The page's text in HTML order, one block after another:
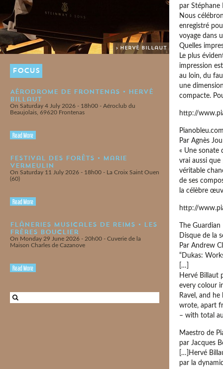
> Hervé Billaut
FOCUS
Aérodrome de Frontenas • Hervé
Billaut
On Saturday 4 July 2026 - 18h00 - Aéroclub du
Beaujolais, 69620 Frontenas
Read More
Festival des Forêts • Marie
Vermeulin
On Saturday 11 July 2026 - 18h00 - La Croix Saint Ouen
(60)
Read More
Flâneries Musicales de Reims • Les
Frères Bouclier
On Monday 29 June 2026 - 20h00 - Cuverie de la
Maison Charles de Cazanove
Read More
par Stéphane
Nous
enregistré
voyage dans
Quelles
Le plus
impression
au loin, du
une
compacte.
http://
Par Agnès
« Une sonate
vrai aussi que
véritable
de ses
la célèbre
http://
The Guardian
Disque de la
Par Andrew
“Dukas:
[…]
Hervé Billaut
every colour
Ravel, and
wrote, apart
– with total
Maestro de
par Jacques
[…]Hervé
par la